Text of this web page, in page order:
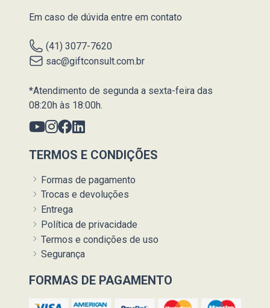
Em caso de dúvida entre em contato
(41) 3077-7620
sac@giftconsult.com.br
*Atendimento de segunda a sexta-feira das
08:20h às 18:00h.
TERMOS E CONDIÇÕES
Formas de pagamento
Trocas e devoluções
Entrega
Política de privacidade
Termos e condições de uso
Segurança
FORMAS DE PAGAMENTO